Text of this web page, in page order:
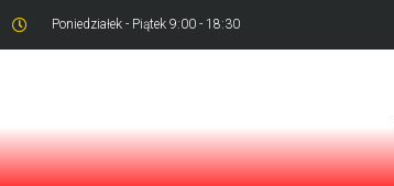
Poniedziałek - Piątek 9:00 - 18:30